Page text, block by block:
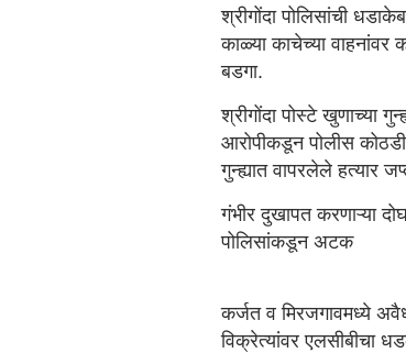
श्रीगोंदा पोलिसांची
काळ्या काचेच्या वाहनांवर
बडगा.
श्रीगोंदा पोस्टे खुणाच्या
आरोपीकडून पोलीस कोठडी
गुन्ह्यात वापरलेले हत्यार
गंभीर दुखापत करणाऱ्या
पोलिसांकडून अटक
कर्जत व मिरजगावमध्ये
विक्रेत्यांवर एलसीबीचा